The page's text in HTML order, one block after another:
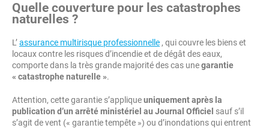
Quelle couverture pour les catastrophes
naturelles ?
L’assurance multirisque professionnelle , qui couvre les biens et
locaux contre les risques d’incendie et de dégât des eaux,
comporte dans la très grande majorité des cas unegarantie
« catastrophe naturelle ».
Attention, cette garantie s’appliqueuniquement après la
publication d’un arrêté ministériel au Journal Officiel sauf s’il
s’agit de vent (« garantie tempête ») ou d’inondations qui entrent